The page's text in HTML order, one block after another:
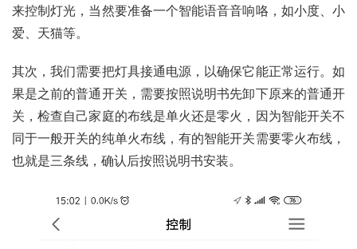
来控制灯光，当然要准备一个智能语音音响咯，如小度、小
爱、天猫等。
其次，我们需要把灯具接通电源，以确保它能正常运行。如
果是之前的普通开关，需要按照说明书先卸下原来的普通开
关，检查自己家庭的布线是单火还是零火，因为智能开关不
同于一般开关的纯单火布线，有的智能开关需要零火布线，
也就是三条线，确认后按照说明书安装。